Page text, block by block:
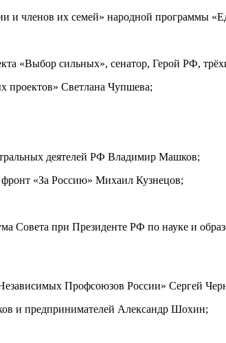
и членов их семей» народной программы
«Выбор сильных», сенатор, Герой РФ,
проектов» Светлана Чупшева;
деятелей РФ Владимир Машков;
«За Россию» Михаил Кузнецов;
Совета при Президенте РФ по науке и
Профсоюзов России» Сергей
и предпринимателей Александр Шохин;